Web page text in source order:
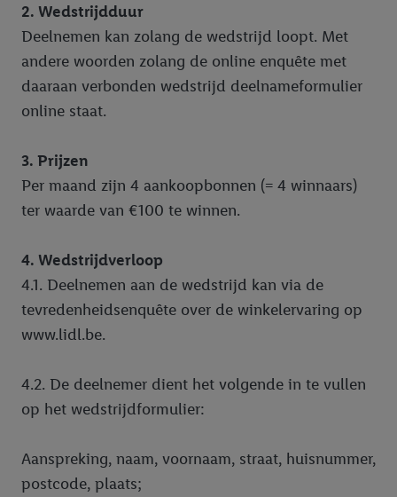
2. Wedstrijdduur
Deelnemen kan zolang de wedstrijd loopt. Met
andere woorden zolang de online enquête met
daaraan verbonden wedstrijd deelnameformulier
online staat.
3. Prijzen
Per maand zijn 4 aankoopbonnen (= 4 winnaars)
ter waarde van €100 te winnen.
4. Wedstrijdverloop
4.1. Deelnemen aan de wedstrijd kan via de
tevredenheidsenquête over de winkelervaring op
www.lidl.be.
4.2. De deelnemer dient het volgende in te vullen
op het wedstrijdformulier:
Aanspreking, naam, voornaam, straat, huisnummer,
postcode, plaats;